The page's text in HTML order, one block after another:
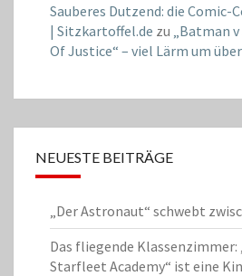
Sauberes Dutzend: die Comic-
| Sitzkartoffel.de zu „Batman
Of Justice“ – viel Lärm um
NEUESTE BEITRÄGE
„Der Astronaut“ schwebt
Das fliegende Klassenzimmer:
Starfleet Academy“ ist eine